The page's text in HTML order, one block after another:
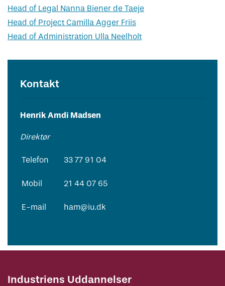
Head of Legal Nanna Biener de Taeje
Head of Project Camilla Agger Friis
Head of Administration Ulla Neelholt
Kontakt
Henrik Amdi Madsen
Direktør
Telefon 33 77 91 04
Mobil 21 44 07 65
E-mail ham@iu.dk
Industriens Uddannelser